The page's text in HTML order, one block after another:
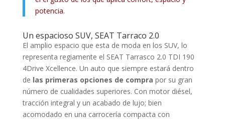
potencia.
Un espacioso SUV, SEAT Tarraco 2.0
El amplio espacio que esta de moda en los SUV, lo
representa regiamente el SEAT Tarrasco 2.0 TDI 190
4Drive Xcellence. Un auto que siempre estará dentro
de las primeras opciones de compra por su gran
número de cualidades superiores. Con motor diésel,
tracción integral y un acabado de lujo; bien
acomodado en una carrocería compacta con